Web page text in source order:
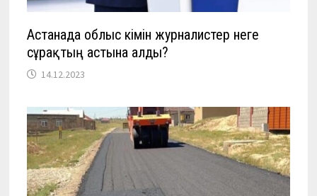
Астанада облыс әкімін журналистер неге
сұрақтың астына алды?
14.12.2023